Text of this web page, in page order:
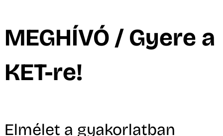
MEGHÍVÓ / Gyere a
KET-re!
Elmélet a gyakorlatban